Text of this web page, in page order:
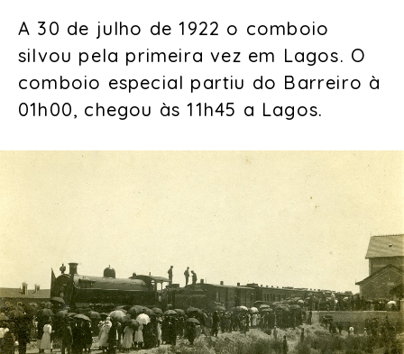
A 30 de julho de 1922 o comboio
silvou pela primeira vez em Lagos. O
comboio especial partiu do Barreiro à
01h00, chegou às 11h45 a Lagos.